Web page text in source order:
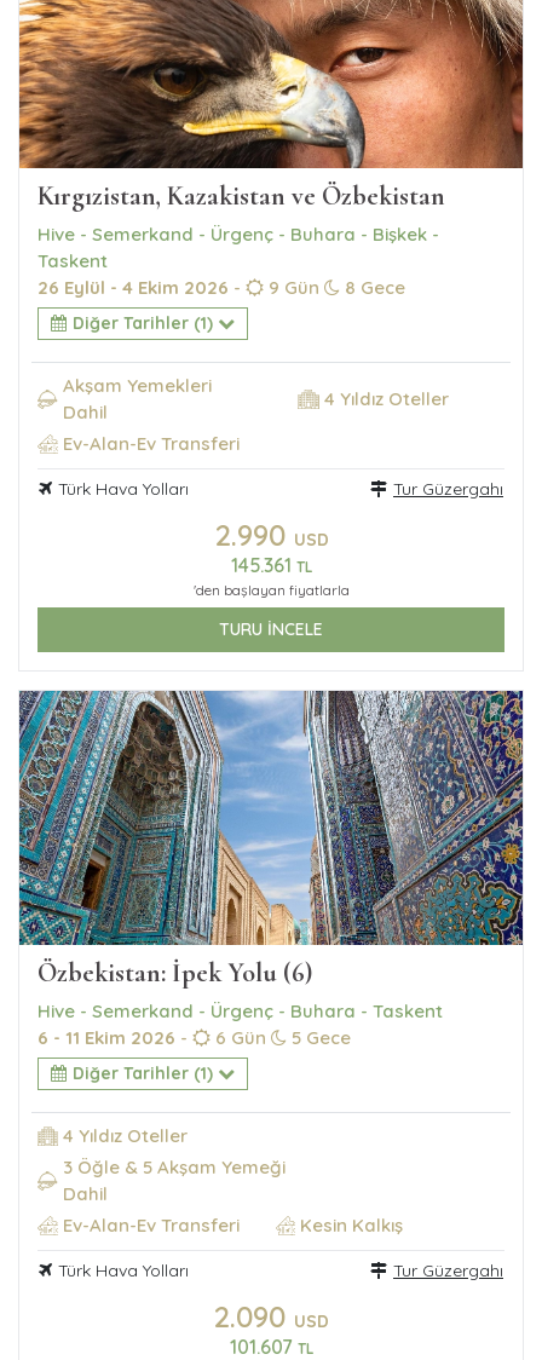
Kırgızistan, Kazakistan ve Özbekistan
Hive - Semerkand - Ürgenç - Buhara - Bişkek -
Taskent
26 Eylül - 4 Ekim 2026 - 9 Gün 8 Gece
Diğer Tarihler (1)
Akşam Yemekleri
Dahil
4 Yıldız Oteller
Ev-Alan-Ev Transferi
Türk Hava Yolları Tur Güzergahı
2.990 USD
145.361 TL
'den başlayan fiyatlarla
TURU İNCELE
Özbekistan: İpek Yolu (6)
Hive - Semerkand - Ürgenç - Buhara - Taskent
6 - 11 Ekim 2026 - 6 Gün 5 Gece
Diğer Tarihler (1)
4 Yıldız Oteller
3 Öğle & 5 Akşam Yemeği
Dahil
Ev-Alan-Ev Transferi
Kesin Kalkış
Türk Hava Yolları Tur Güzergahı
2.090 USD
101.607 TL